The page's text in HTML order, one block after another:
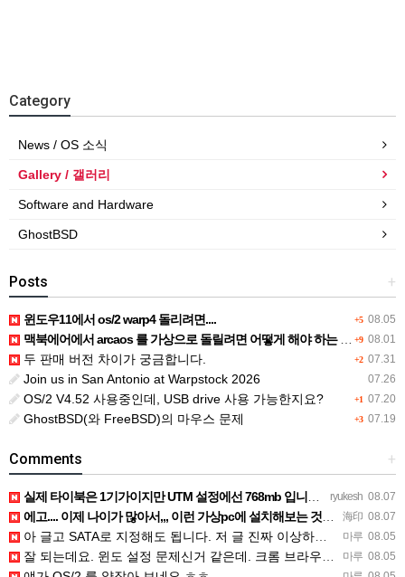
Category
News / OS 소식
Gallery / 갤러리
Software and Hardware
GhostBSD
+
Posts
+5 08.05
윈도우11에서 os/2 warp4 돌리려면....
+9 08.01
맥북에어에서 arcaos 를 가상으로 돌릴려면 어떻게 해야 하는 지요?
+2 07.31
두 판매 버전 차이가 궁금합니다.
07.26
Join us in San Antonio at Warpstock 2026
+1 07.20
OS/2 V4.52 사용중인데, USB drive 사용 가능한지요?
+3 07.19
GhostBSD(와 FreeBSD)의 마우스 문제
+
Comments
ryukesh 08.07
실제 타이북은 1기가이지만 UTM 설정에선 768mb 입니다. 1기가나 그 보다 넘게 설정하면 UTM 에뮬레…
海印 08.07
에고.... 이제 나이가 많아서,,, 이런 가상pc에 설치해보는 것도 귀찮군요.. ㅎㅎ 날씨도 덥고.....…
마루 08.05
아 글고 SATA로 지정해도 됩니다. 저 글 진짜 이상하네요. 옛날꺼 퍼와서 그런거 같은데요.
마루 08.05
잘 되는데요. 윈도 설정 문제신거 같은데. 크롬 브라우저나 파폭으로 해 보세요